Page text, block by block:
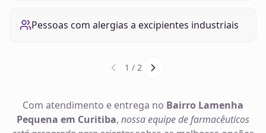
Pessoas com alergias a excipientes industriais
1 / 2
Com atendimento e entrega no Bairro Lamenha
Pequena em Curitiba, nossa equipe de farmacêuticos